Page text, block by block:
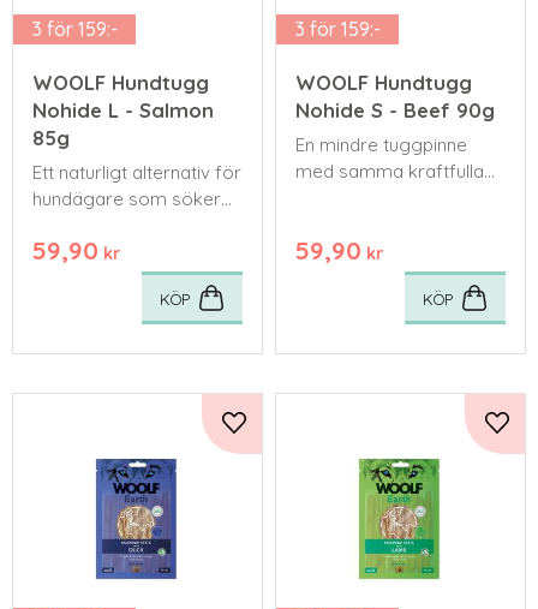
3 för 159:-
WOOLF Hundtugg
Nohide L - Salmon
85g
Ett naturligt alternativ för
hundägare som söker
tugg till sina fyrbenta
59,90 kr
KÖP
3 för 159:-
WOOLF Hundtugg
Nohide S - Beef 90g
En mindre tuggpinne
med samma kraftfulla
59,90 kr
KÖP
Lägg till i favoriter